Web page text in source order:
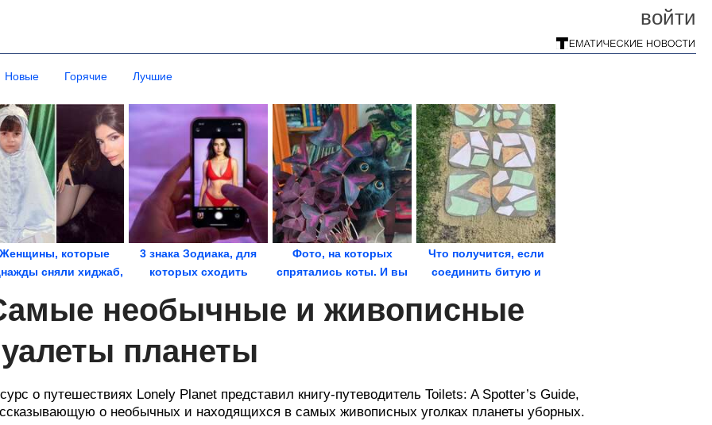
войти
Новые Горячие Лучшие
Женщины, которые
сняли хиджаб,
3 знака Зодиака, для
которых сходить
Фото, на которых
спрятались коты. И вы
Что получится, если
соединить битую и
необычные и живописные
планеты
о путешествиях Lonely Planet представил книгу-путеводитель Toilets: A Spotter’s Guide,
о необычных и находящихся в самых живописных уголках планеты уборных.